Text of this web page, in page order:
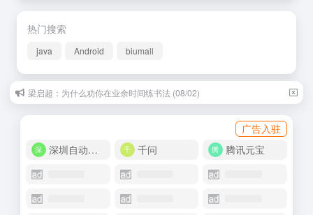
热门搜索
java Android biumall
梁启超：为什么劝你在业余时间练书法 (08/02)
广告入驻
深圳自动化商城
千问 腾讯元宝